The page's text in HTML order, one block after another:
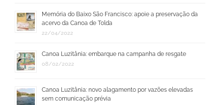
Memória do Baixo São Francisco: apoie a preservação da
acervo da Canoa de Tolda
22/04/2022
Canoa Luzitânia: embarque na campanha de resgate
08/02/2022
Canoa Luzitânia: novo alagamento por vazões elevadas
sem comunicação prévia